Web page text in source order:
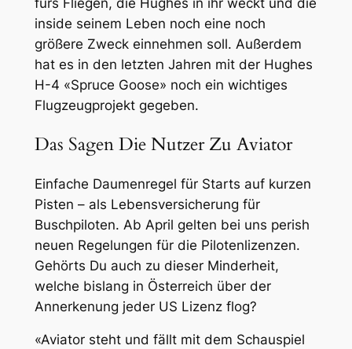
fürs Fliegen, die Hughes in ihr weckt und die
inside seinem Leben noch eine noch
größere Zweck einnehmen soll. Außerdem
hat es in den letzten Jahren mit der Hughes
H-4 «Spruce Goose» noch ein wichtiges
Flugzeugprojekt gegeben.
Das Sagen Die Nutzer Zu Aviator
Einfache Daumenregel für Starts auf kurzen
Pisten – als Lebensversicherung für
Buschpiloten. Ab April gelten bei uns perish
neuen Regelungen für die Pilotenlizenzen.
Gehörts Du auch zu dieser Minderheit,
welche bislang in Österreich über der
Annerkenung jeder US Lizenz flog?
«Aviator steht und fällt mit dem Schauspiel